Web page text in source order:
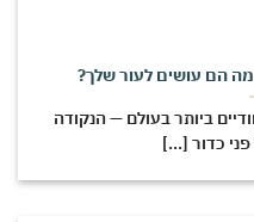
ביותר בעולם — הנקודה
[...]